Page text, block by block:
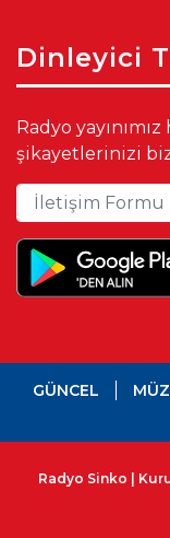
Dinleyici
Radyo
şikayetlerinizi
GÜNCEL
Radyo Sinko |